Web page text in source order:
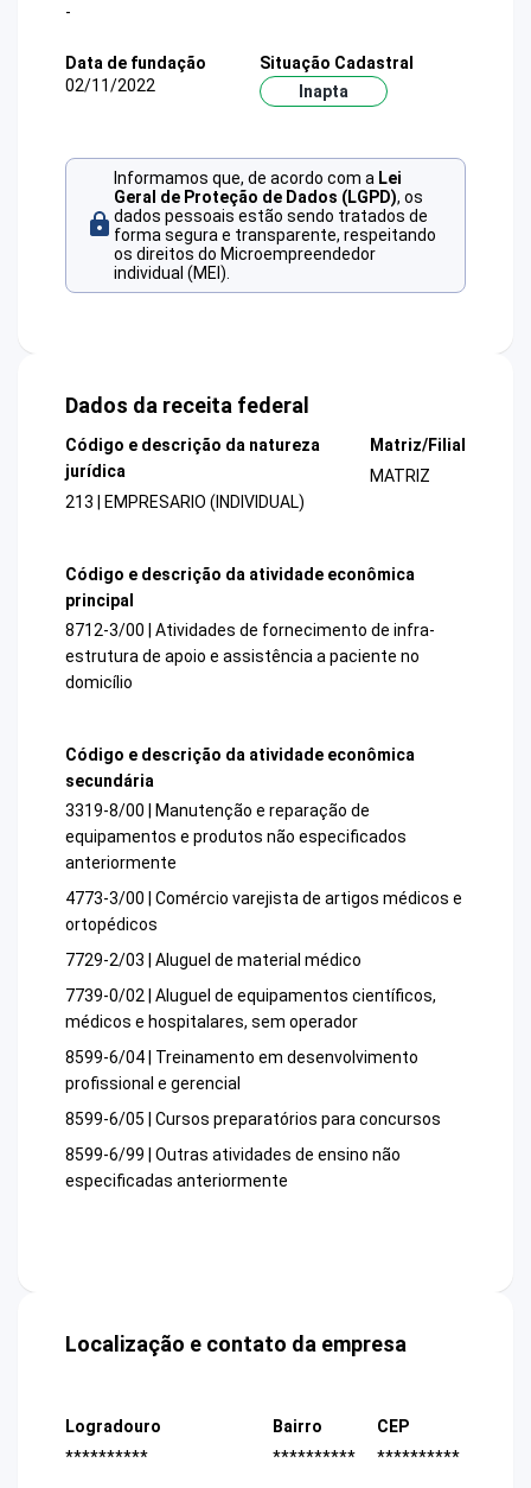
-
Data de fundação
02/11/2022
Situação Cadastral
Inapta
Informamos que, de acordo com a Lei
Geral de Proteção de Dados (LGPD), os
dados pessoais estão sendo tratados de
forma segura e transparente, respeitando
os direitos do Microempreendedor
individual (MEI).
Dados da receita federal
Código e descrição da natureza
jurídica
213 | EMPRESARIO (INDIVIDUAL)
Matriz/Filial
MATRIZ
Código e descrição da atividade econômica
principal
8712-3/00 | Atividades de fornecimento de infra-
estrutura de apoio e assistência a paciente no
domicílio
Código e descrição da atividade econômica
secundária
3319-8/00 | Manutenção e reparação de
equipamentos e produtos não especificados
anteriormente
4773-3/00 | Comércio varejista de artigos médicos e
ortopédicos
7729-2/03 | Aluguel de material médico
7739-0/02 | Aluguel de equipamentos científicos,
médicos e hospitalares, sem operador
8599-6/04 | Treinamento em desenvolvimento
profissional e gerencial
8599-6/05 | Cursos preparatórios para concursos
8599-6/99 | Outras atividades de ensino não
especificadas anteriormente
Localização e contato da empresa
Logradouro
**********
Bairro
**********
CEP
**********